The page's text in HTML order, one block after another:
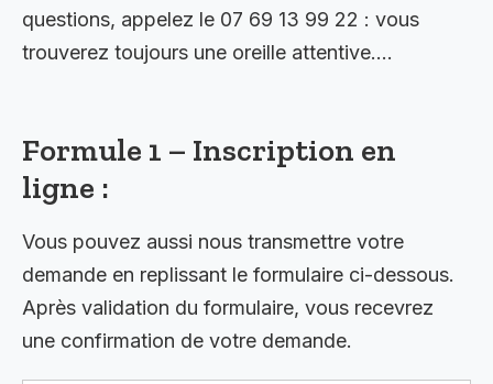
questions, appelez le 07 69 13 99 22 : vous
trouverez toujours une oreille attentive….
Formule 1 – Inscription en
ligne :
Vous pouvez aussi nous transmettre votre
demande en replissant le formulaire ci-dessous.
Après validation du formulaire, vous recevrez
une confirmation de votre demande.